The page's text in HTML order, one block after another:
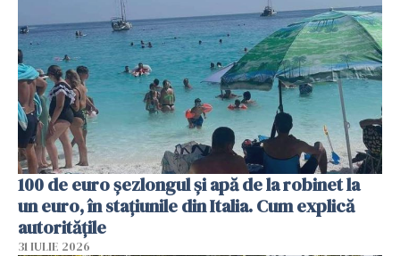
100 de euro șezlongul și apă de la robinet la
un euro, în stațiunile din Italia. Cum explică
autoritățile
31 IULIE 2026